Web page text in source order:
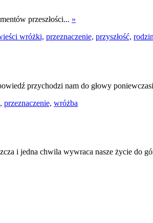
przeszłości... »
wróżki, przeznaczenie, przyszłość,
przychodzi nam do głowy
przeznaczenie, wróżba
i jedna chwila wywraca nasze życie do